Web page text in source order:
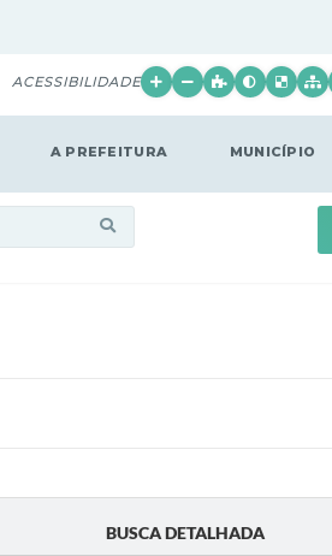
ACESSIBILIDADE
A PREFEITURA MUNICÍPIO
BUSCA DETALHADA